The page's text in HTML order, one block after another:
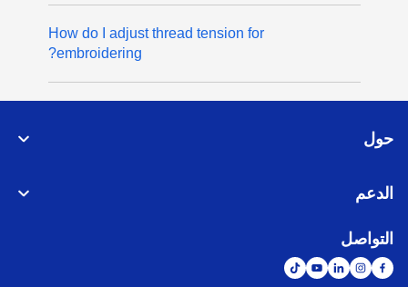
How do I adjust thread tension for
embroidering?
حول
الدعم
التواصل